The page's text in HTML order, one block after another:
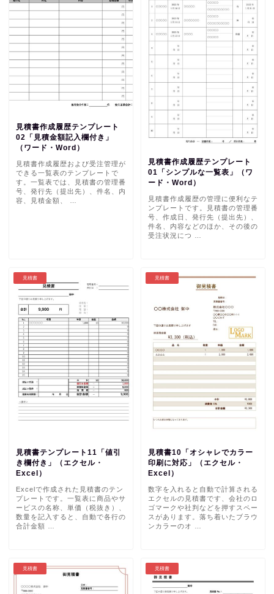
見積書作成履歴テンプレート
02「見積金額記入欄付き」
（ワード・Word）
見積書作成履歴および受注管理が
できる一覧表のテンプレートで
す。一覧表では、見積書の管理番
号、発行先（提出先）、件名、内
容、見積金額、 …
見積書作成履歴テンプレート
01「シンプルな一覧表」（ワ
ード・Word）
見積書作成履歴の管理に便利なテ
ンプレートです。見積書の管理番
号、作成日、発行先（提出先）、
件名、内容などのほか、その後の
受注状況につ …
見積書
見積書テンプレート11「値引
き欄付き」（エクセル・
Excel）
Excelで作成された見積書のテン
プレートです。一覧表に商品やサ
ービスの名称、単価（税抜き）、
数量を記入すると、自動で各行の
合計金額 …
見積書
見積書10「オシャレでカラー
印刷に対応」（エクセル・
Excel）
数字を入れると自動で計算される
エクセルの見積書です、会社のロ
ゴマークや社判などを押すスペー
スがあります。落ち着いたブラウ
ンカラーのオ …
見積書 見積書